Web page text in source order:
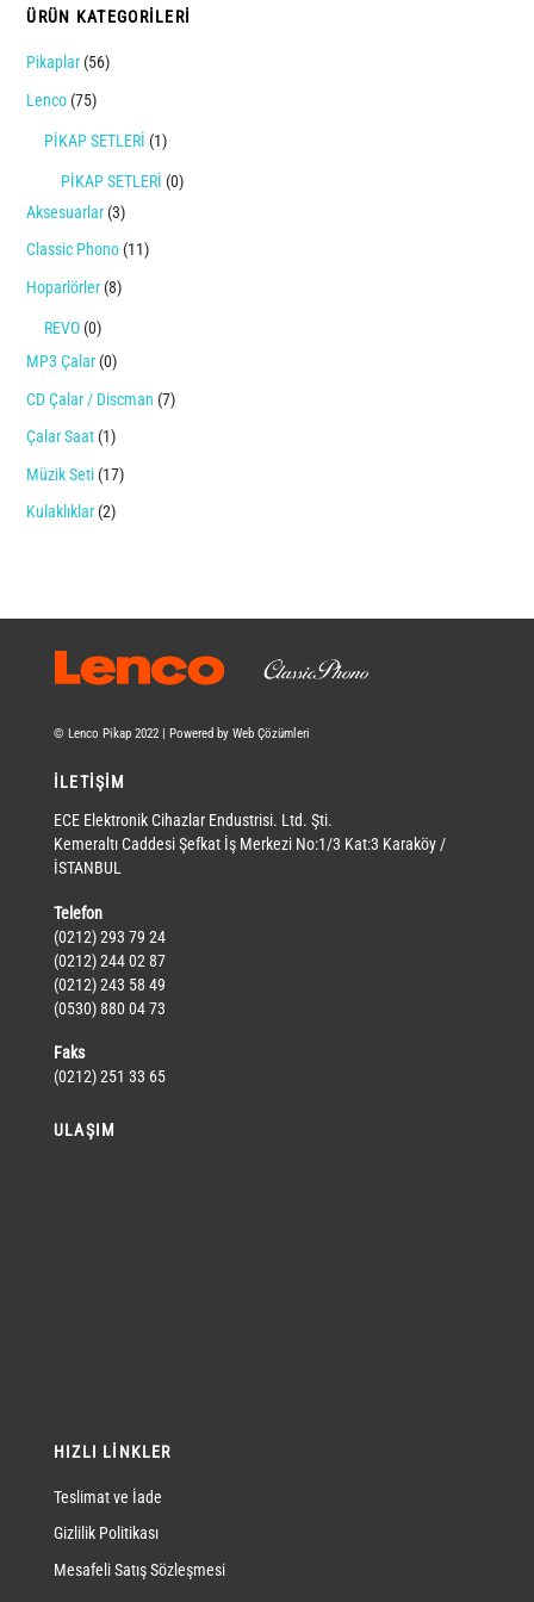
ÜRÜN KATEGORILERI
Pikaplar (56)
Lenco (75)
PİKAP SETLERİ (1)
PİKAP SETLERİ (0)
Aksesuarlar (3)
Classic Phono (11)
Hoparlörler (8)
REVO (0)
MP3 Çalar (0)
CD Çalar / Discman (7)
Çalar Saat (1)
Müzik Seti (17)
Kulaklıklar (2)
© Lenco Pikap 2022 | Powered by Web Çözümleri
İLETİŞİM
ECE Elektronik Cihazlar Endustrisi. Ltd. Şti.
Kemeraltı Caddesi Şefkat İş Merkezi No:1/3 Kat:3 Karaköy /
İSTANBUL
Telefon
(0212) 293 79 24
(0212) 244 02 87
(0212) 243 58 49
(0530) 880 04 73
Faks
(0212) 251 33 65
ULAŞIM
HIZLI LINKLER
Teslimat ve İade
Gizlilik Politikası
Mesafeli Satış Sözleşmesi